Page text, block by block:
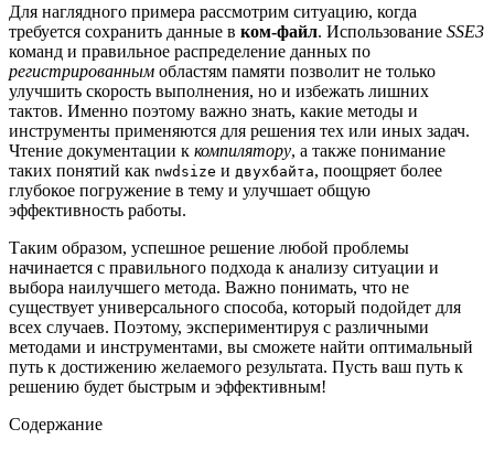
Для наглядного примера рассмотрим ситуацию, когда
требуется сохранить данные в ком-файл. Использование SSE3
команд и правильное распределение данных по
регистрированным областям памяти позволит не только
улучшить скорость выполнения, но и избежать лишних
тактов. Именно поэтому важно знать, какие методы и
инструменты применяются для решения тех или иных задач.
Чтение документации к компилятору, а также понимание
таких понятий как nwdsize и двухбайта, поощряет более
глубокое погружение в тему и улучшает общую
эффективность работы.
Таким образом, успешное решение любой проблемы
начинается с правильного подхода к анализу ситуации и
выбора наилучшего метода. Важно понимать, что не
существует универсального способа, который подойдет для
всех случаев. Поэтому, экспериментируя с различными
методами и инструментами, вы сможете найти оптимальный
путь к достижению желаемого результата. Пусть ваш путь к
решению будет быстрым и эффективным!
Содержание